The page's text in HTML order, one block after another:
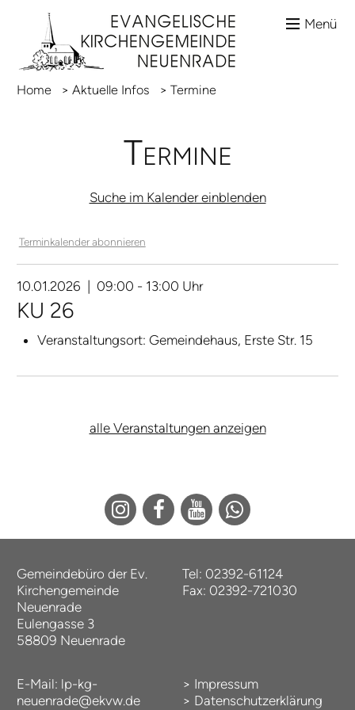
Menü
Home > Aktuelle Infos > Termine
Termine
Suche im Kalender einblenden
Terminkalender abonnieren
10.01.2026 | 09:00 - 13:00 Uhr
KU 26
Veranstaltungsort: Gemeindehaus, Erste Str. 15
alle Veranstaltungen anzeigen
Gemeindebüro der Ev.
Kirchengemeinde
Neuenrade
Eulengasse 3
58809 Neuenrade
Tel: 02392-61124
Fax: 02392-721030
E-Mail: lp-kg-
neuenrade@ekvw.de
> Impressum
> Datenschutzerklärung